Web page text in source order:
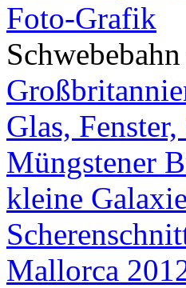
Foto-Grafik
Glas, Fenster,
Müngstener
kleine
Mallorca